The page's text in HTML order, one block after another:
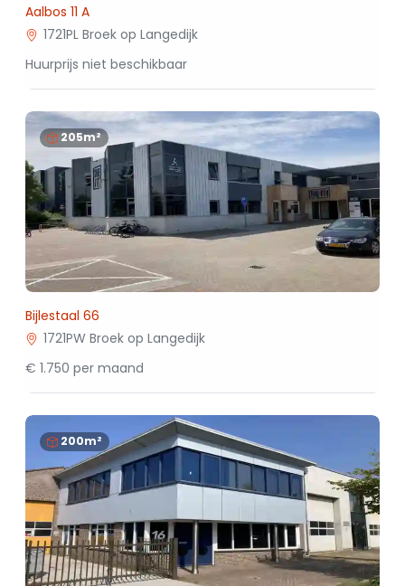
Aalbos 11 A
1721PL Broek op Langedijk
Huurprijs niet beschikbaar
205m²
Bijlestaal 66
1721PW Broek op Langedijk
€ 1.750 per maand
200m²